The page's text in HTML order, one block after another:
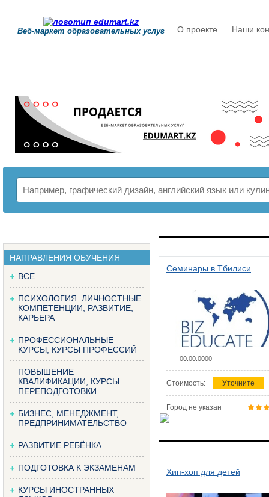
Веб-маркет образовательных услуг О проекте Наши
НАПРАВЛЕНИЯ ОБУЧЕНИЯ
ВСЕ
ПСИХОЛОГИЯ. ЛИЧНОСТНЫЕ
КОМПЕТЕНЦИИ, РАЗВИТИЕ,
КАРЬЕРА
ПРОФЕССИОНАЛЬНЫЕ
КУРСЫ, КУРСЫ ПРОФЕССИЙ
ПОВЫШЕНИЕ
КВАЛИФИКАЦИИ, КУРСЫ
ПЕРЕПОДГОТОВКИ
БИЗНЕС, МЕНЕДЖМЕНТ,
ПРЕДПРИНИМАТЕЛЬСТВО
РАЗВИТИЕ РЕБЁНКА
ПОДГОТОВКА К ЭКЗАМЕНАМ
КУРСЫ ИНОСТРАННЫХ
Семинары в Тбилиси
00.00.0000
Стоимость: Уточните
Город не указан
Хип-хоп для детей